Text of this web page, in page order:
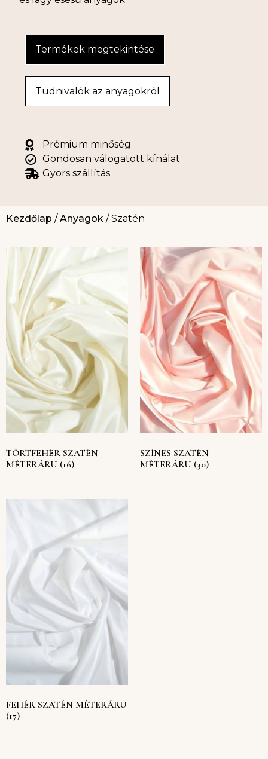
Termékek megtekintése
Tudnivalók az anyagokról
Prémium minőség
Gondosan válogatott kínálat
Gyors szállítás
Kezdőlap /Anyagok / Szatén
TÖRTFEHÉR SZATÉN
MÉTERÁRU (16)
SZÍNES SZATÉN
MÉTERÁRU (30)
FEHÉR SZATÉN MÉTERÁRU
(17)